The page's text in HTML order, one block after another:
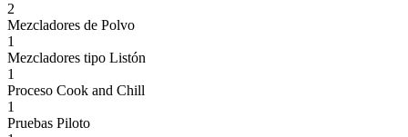
2
Mezcladores de Polvo
1
Mezcladores tipo Listón
1
Proceso Cook and Chill
1
Pruebas Piloto